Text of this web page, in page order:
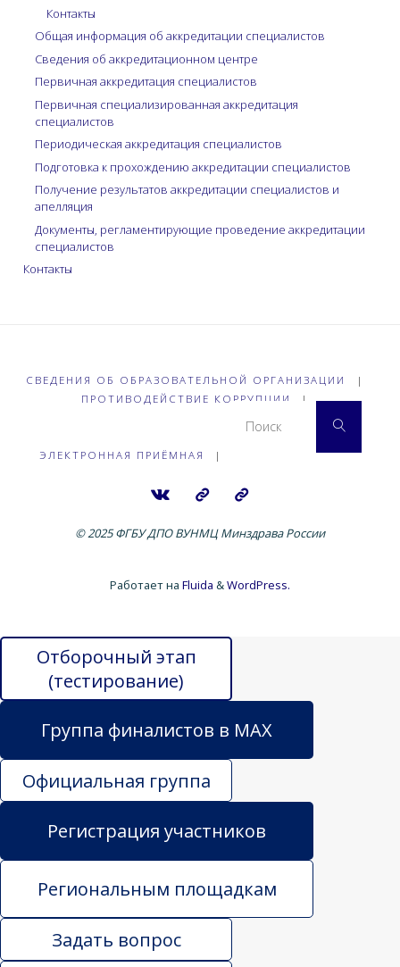
Контакты
Общая информация об аккредитации специалистов
Сведения об аккредитационном центре
Первичная аккредитация специалистов
Первичная специализированная аккредитация
специалистов
Периодическая аккредитация специалистов
Подготовка к прохождению аккредитации специалистов
Получение результатов аккредитации специалистов и
апелляция
Документы, регламентирующие проведение аккредитации
специалистов
Контакты
СВЕДЕНИЯ ОБ ОБРАЗОВАТЕЛЬНОЙ ОРГАНИЗАЦИИ
|
ПРОТИВОДЕЙСТВИЕ КОРРУПЦИИ
|
ЭЛЕКТРОННАЯ ПРИЁМНАЯ |
Поиск
© 2025 ФГБУ ДПО ВУНМЦ Минздрава России
Работает на Fluida &WordPress.
Отборочный этап
(тестирование)
Группа финалистов в MAX
Официальная группа
Регистрация участников
Региональным площадкам
Задать вопрос